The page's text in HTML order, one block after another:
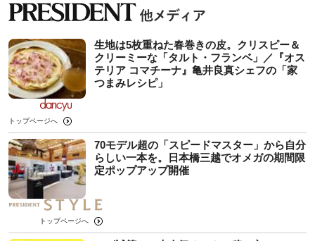
生地は5枚重ねた春巻きの皮。クリスピー＆
クリーミーな「タルト・フランベ」／『オス
テリア コマチーナ』亀井良真シェフの「家
つまみレシピ」
トップページへ
70モデル超の「スピードマスター」から自分
らしい一本を。日本橋三越でオメガの期間限
定ポップアップ開催
トップページへ